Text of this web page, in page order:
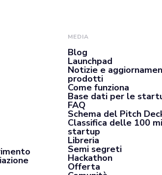
MEDIA
Blog
Launchpad
Notizie e
prodotti
Come funziona
Base dati per le
FAQ
Schema del Pitch
Classifica delle 100
startup
Libreria
Semi segreti
Hackathon
Offerta